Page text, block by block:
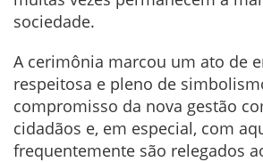
sociedade.
A cerimônia marcou um ato de
respeitosa e pleno de
compromisso da nova gestão
cidadãos e, em especial, com
frequentemente são relegados